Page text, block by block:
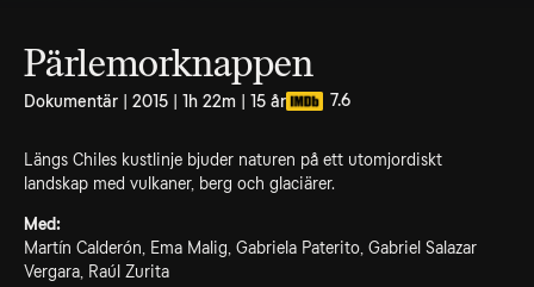
Pärlemorknappen
Dokumentär | 2015 | 1h 22m | 15 år 7.6
Längs Chiles kustlinje bjuder naturen på ett utomjordiskt
landskap med vulkaner, berg och glaciärer.
Med:
Martín Calderón, Ema Malig, Gabriela Paterito, Gabriel Salazar
Vergara, Raúl Zurita